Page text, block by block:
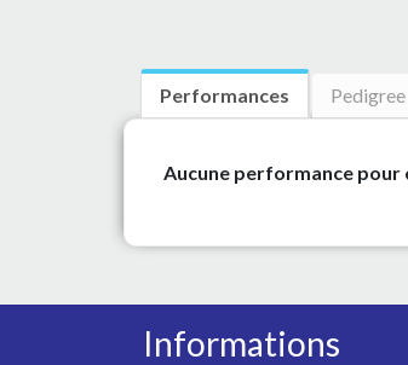
Performances Pedigree
Aucune performance pour
Informations